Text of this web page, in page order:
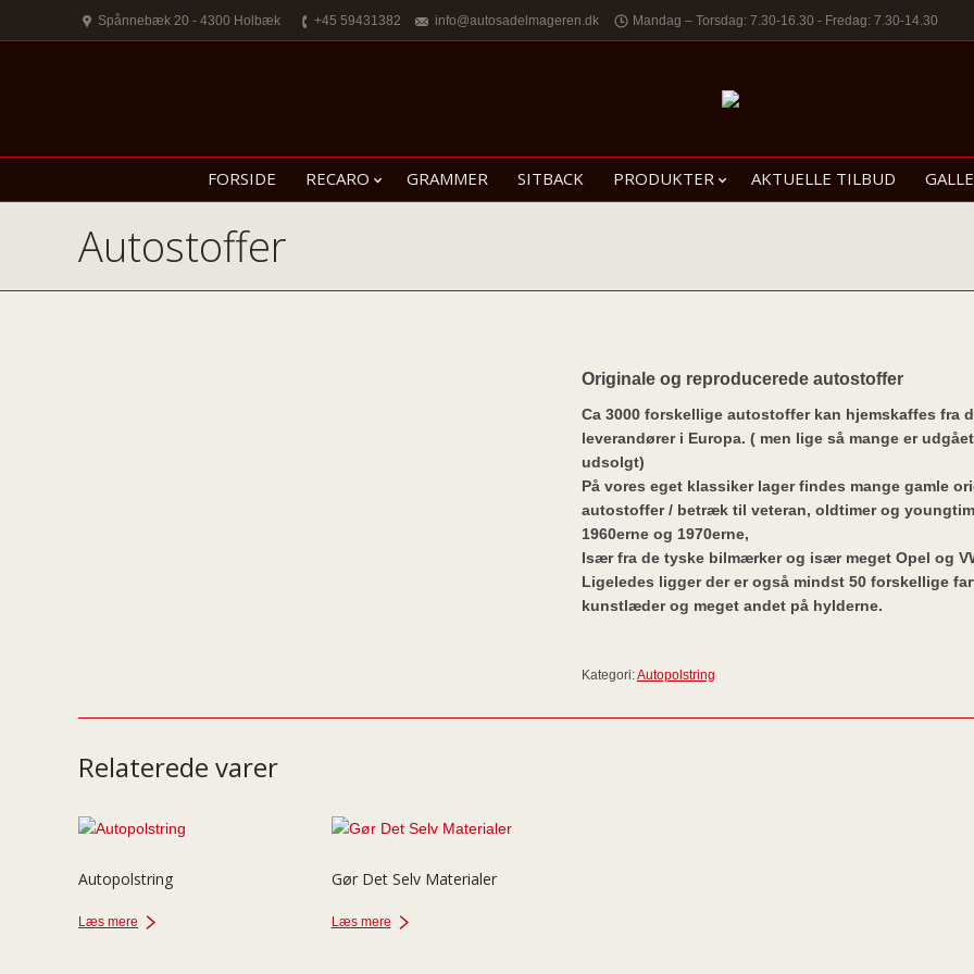
Spånnebæk 20 - 4300 Holbæk +45 59431382 info@autosadelmageren.dk Mandag – Torsdag: 7.30-16.30 - Fredag: 7.30-14.30
FORSIDE RECARO GRAMMER SITBACK PRODUKTER AKTUELLE TILBUD
Autostoffer
Originale og reproduceredeautostoffer
Ca 3000 forskellige autostoffer kan hjemskaffes fra
leverandører i Europa. ( men lige så mange er
udsolgt)
På vores eget klassiker lager findes mange gamle
autostoffer / betræk til veteran, oldtimer og
1960erne og 1970erne,
Især fra de tyske bilmærker og især meget Opel og
Ligeledes ligger der er også mindst 50 forskellige
kunstlæder og meget andet på hylderne.
Kategori:Autopolstring
Relaterede varer
Autopolstring
Læs mere
Gør Det Selv Materialer
Læs mere